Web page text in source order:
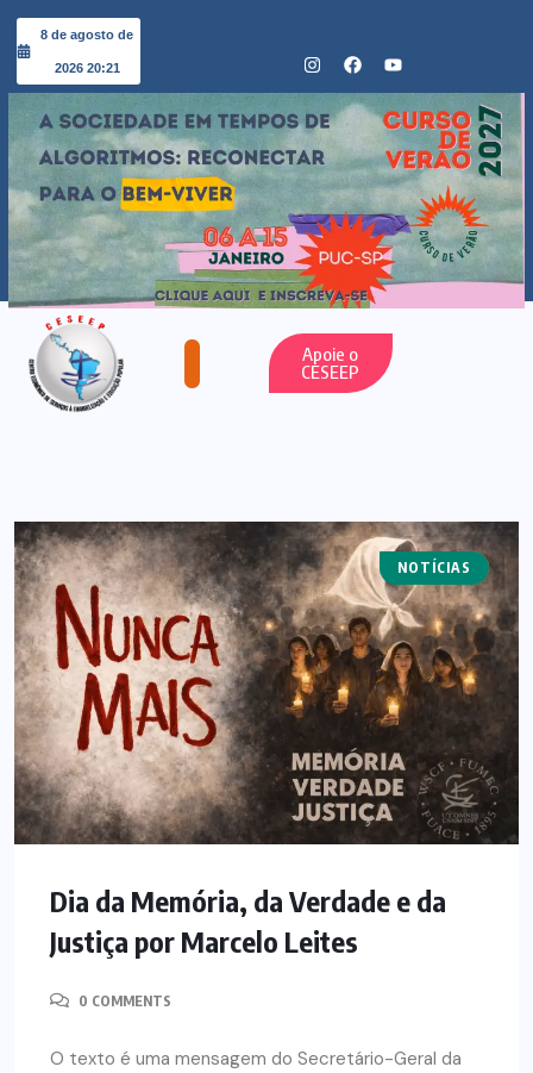
8 de agosto de
2026 20:21
Apoie o
CESEEP
ARTIGOS
NOTÍCIAS
Dia da Memória, da Verdade e da
Justiça por Marcelo Leites
0 COMMENTS
O texto é uma mensagem do Secretário-Geral da